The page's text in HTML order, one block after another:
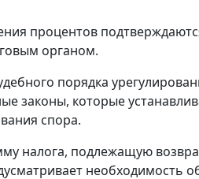
процентов
органом.
порядка
законы, которые
спора.
налога, подлежащую
необходимость